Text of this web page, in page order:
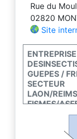
Rue du
02820
Site
GUEPES /
SECTEUR
LAON/
FISMES/
DEPT
DEVIS ET